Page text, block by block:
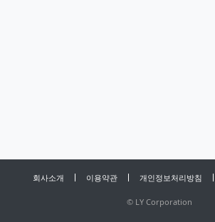
회사소개 이용약관 개인정보처리방침
© LY Corporation